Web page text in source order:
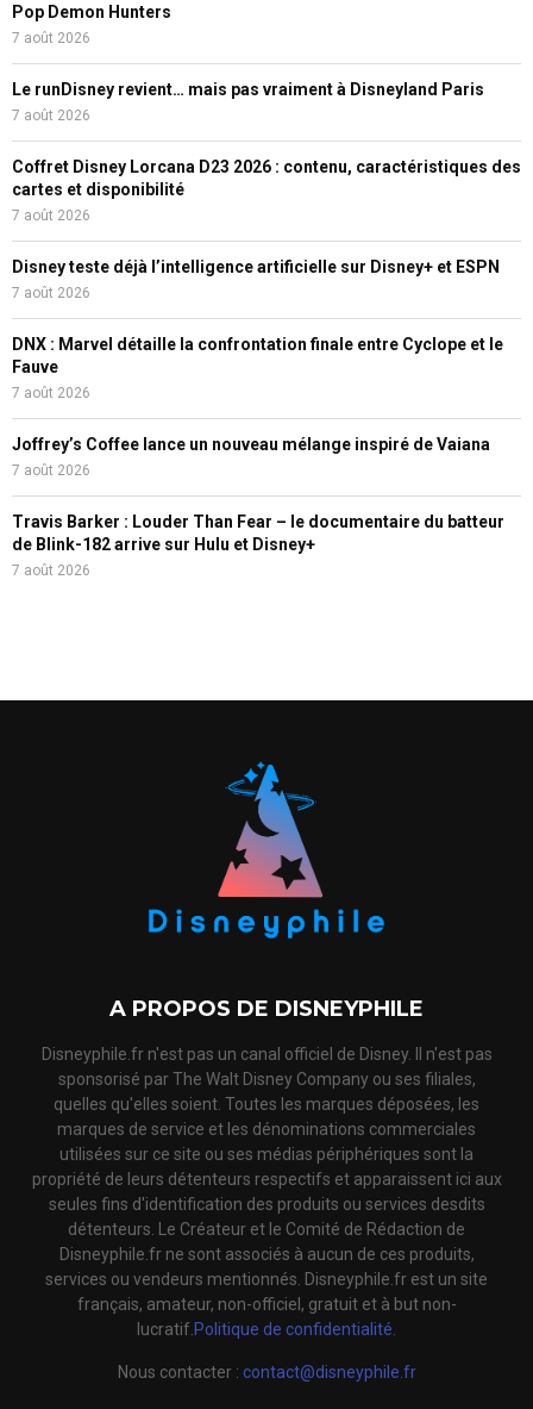
Pop Demon Hunters
7 août 2026
Le runDisney revient… mais pas vraiment à Disneyland Paris
7 août 2026
Coffret Disney Lorcana D23 2026 : contenu, caractéristiques des
cartes et disponibilité
7 août 2026
Disney teste déjà l’intelligence artificielle sur Disney+ et ESPN
7 août 2026
DNX : Marvel détaille la confrontation finale entre Cyclope et le
Fauve
7 août 2026
Joffrey’s Coffee lance un nouveau mélange inspiré de Vaiana
7 août 2026
Travis Barker : Louder Than Fear – le documentaire du batteur
de Blink-182 arrive sur Hulu et Disney+
7 août 2026
A PROPOS DE DISNEYPHILE
Disneyphile.fr n'est pas un canal officiel de Disney. Il n'est pas
sponsorisé par The Walt Disney Company ou ses filiales,
quelles qu'elles soient. Toutes les marques déposées, les
marques de service et les dénominations commerciales
utilisées sur ce site ou ses médias périphériques sont la
propriété de leurs détenteurs respectifs et apparaissent ici aux
seules fins d'identification des produits ou services desdits
détenteurs. Le Créateur et le Comité de Rédaction de
Disneyphile.fr ne sont associés à aucun de ces produits,
services ou vendeurs mentionnés. Disneyphile.fr est un site
français, amateur, non-officiel, gratuit et à but non-
lucratif.Politique de confidentialité.
Nous contacter : contact@disneyphile.fr